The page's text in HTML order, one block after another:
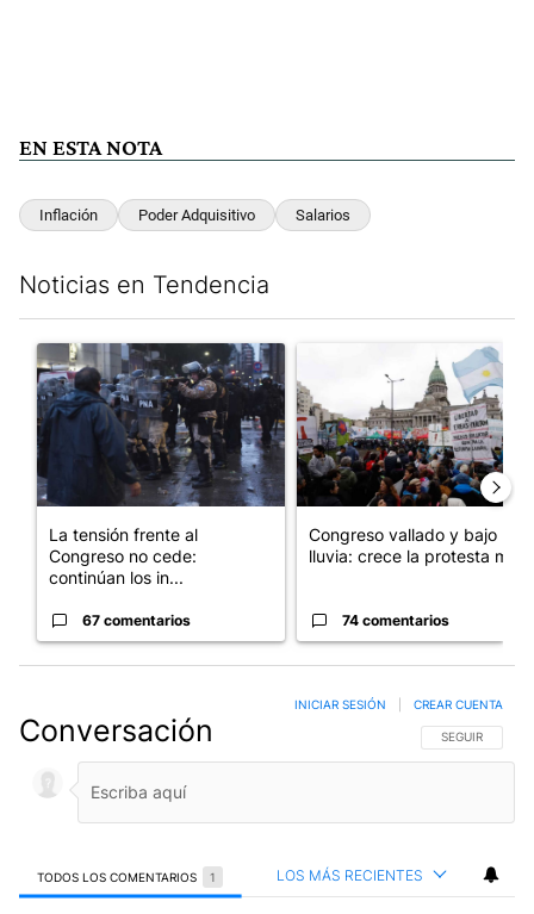
EN ESTA NOTA
Inflación Poder Adquisitivo Salarios
Noticias en Tendencia
Un artículo de tendencia con el título "La tensión frente al
La tensión frente al
Congreso no cede:
continúan los in...
67 comentarios
Un artículo de tendencia
Congreso vallado y bajo la
lluvia: crece la protesta mi...
74 comentarios
Conversación SIGA ESTA
SEGUIR
INICIAR SESIÓN CREAR CUENTA
TODOS LOS COMENTARIOS 1 LOS MÁS RECIENTES